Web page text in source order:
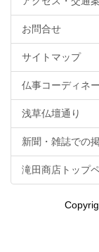
お問合せ
サイトマップ
仏事コーディネ
浅草仏壇通り
新聞・雑誌での
滝田商店トップ